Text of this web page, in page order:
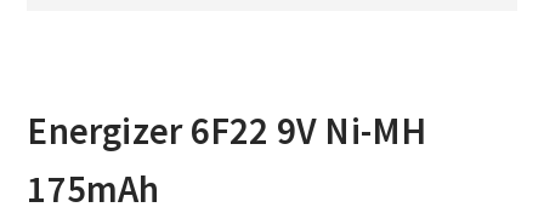
Energizer 6F22 9V Ni-MH
175mAh